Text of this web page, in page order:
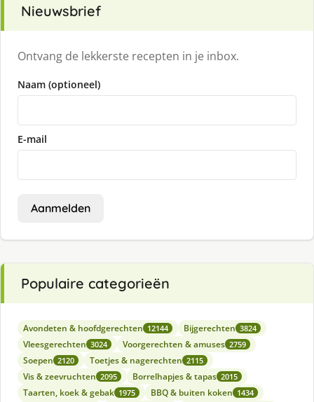
Nieuwsbrief
Ontvang de lekkerste recepten in je inbox.
Naam (optioneel)
E-mail
Aanmelden
Populaire categorieën
Avondeten & hoofdgerechten 12144 Bijgerechten 3824
Vleesgerechten 3024 Voorgerechten & amuses 2759
Soepen 2120 Toetjes & nagerechten 2115
Vis & zeevruchten 2095 Borrelhapjes & tapas 2015
Taarten, koek & gebak 1975 BBQ & buiten koken 1434